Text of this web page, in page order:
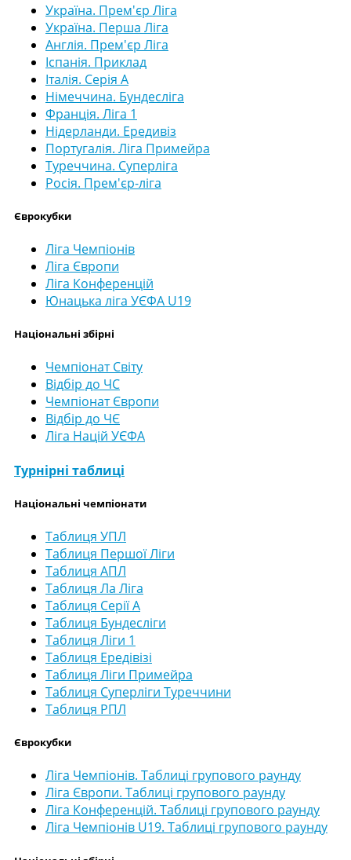
Україна. Прем'єр Ліга
Україна. Перша Ліга
Англія. Прем'єр Ліга
Іспанія. Приклад
Італія. Серія А
Німеччина. Бундесліга
Франція. Ліга 1
Нідерланди. Ередивіз
Португалія. Ліга Примейра
Туреччина. Суперліга
Росія. Прем'єр-ліга
Єврокубки
Ліга Чемпіонів
Ліга Європи
Ліга Конференцій
Юнацька ліга УЄФА U19
Національні збірні
Чемпіонат Світу
Відбір до ЧС
Чемпіонат Європи
Відбір до ЧЄ
Ліга Націй УЄФА
Турнірні таблиці
Національні чемпіонати
Таблиця УПЛ
Таблиця Першої Ліги
Таблиця АПЛ
Таблиця Ла Ліга
Таблиця Серії А
Таблиця Бундесліги
Таблиця Ліги 1
Таблиця Ередівізі
Таблиця Ліги Примейра
Таблиця Суперліги Туреччини
Таблиця РПЛ
Єврокубки
Ліга Чемпіонів. Таблиці групового раунду
Ліга Європи. Таблиці групового раунду
Ліга Конференцій. Таблиці групового раунду
Ліга Чемпіонів U19. Таблиці групового раунду